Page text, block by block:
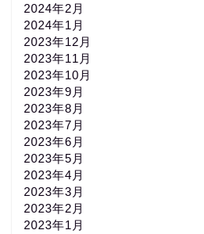
2024年2月
2024年1月
2023年12月
2023年11月
2023年10月
2023年9月
2023年8月
2023年7月
2023年6月
2023年5月
2023年4月
2023年3月
2023年2月
2023年1月